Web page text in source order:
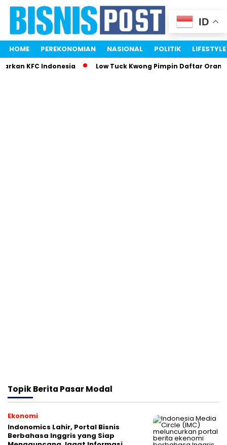
HOME PEREKONOMIAN NASIONAL POLITIK LIFESTYLE
KFC Indonesia Low Tuck Kwong Pimpin Daftar
TopikBerita Pasar Modal
Ekonomi
Indonomics Lahir, Portal Bisnis
Berbahasa Inggris yang Siap
ID